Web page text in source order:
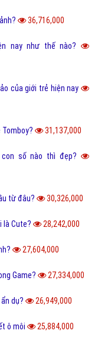
36,716,000
nay như thế nào?
của giới trẻ hiện nay
31,137,000
số nào thì đẹp?
từ đâu? 30,326,000
là Cute? 28,242,000
27,604,000
Game? 27,334,000
dụ? 26,949,000
ô môi 25,884,000